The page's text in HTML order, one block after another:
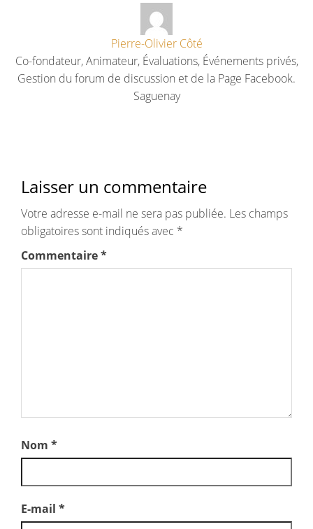
Pierre-Olivier Côté
Co-fondateur, Animateur, Évaluations, Événements privés,
Gestion du forum de discussion et de la Page Facebook.
Saguenay
Laisser un commentaire
Votre adresse e-mail ne sera pas publiée. Les champs
obligatoires sont indiqués avec *
Commentaire*
Nom *
E-mail *